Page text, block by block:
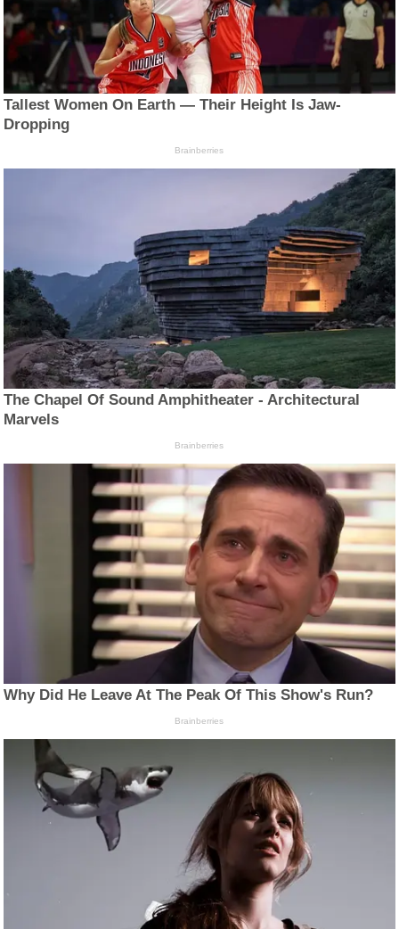
Tallest Women On Earth — Their Height Is Jaw-
Dropping
Brainberries
The Chapel Of Sound Amphitheater - Architectural
Marvels
Brainberries
Why Did He Leave At The Peak Of This Show's Run?
Brainberries